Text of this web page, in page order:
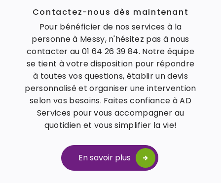
Contactez-nous dès maintenant
Pour bénéficier de nos services à la
personne à Messy, n'hésitez pas à nous
contacter au 01 64 26 39 84. Notre équipe
se tient à votre disposition pour répondre
à toutes vos questions, établir un devis
personnalisé et organiser une intervention
selon vos besoins. Faites confiance à AD
Services pour vous accompagner au
quotidien et vous simplifier la vie!
En savoir plus